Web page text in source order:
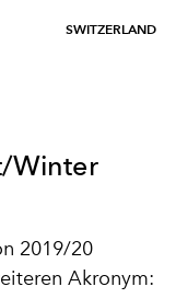
SWITZERLAND
Winter
2019/20
Akronym: